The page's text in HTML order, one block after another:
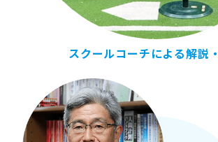
スクールコーチによる解説